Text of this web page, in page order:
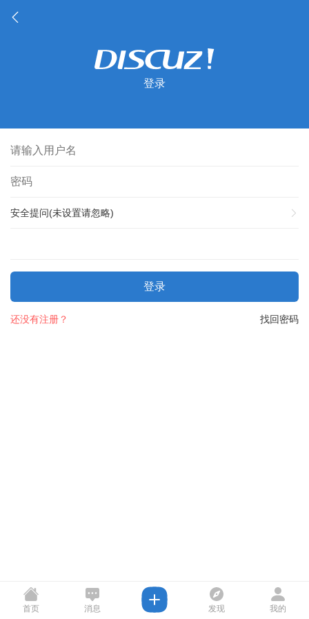
登录
安全提问(未设置请忽略)
登录
找回密码
还没有注册？
首页 消息 发现 我的